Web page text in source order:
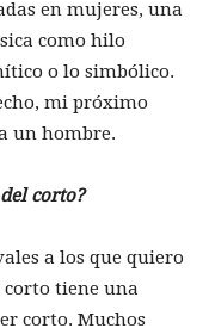
en mujeres, una
como hilo
o lo simbólico.
mi próximo
un hombre.
corto?
a los que quiero
corto tiene una
corto. Muchos